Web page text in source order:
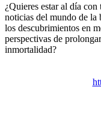
¿Quieres estar al día con
noticias del mundo de la
los descubrimientos en
perspectivas de
inmortalidad?